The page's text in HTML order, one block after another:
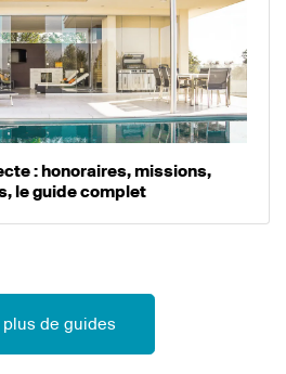
: honoraires, missions,
le guide complet
plus de guides